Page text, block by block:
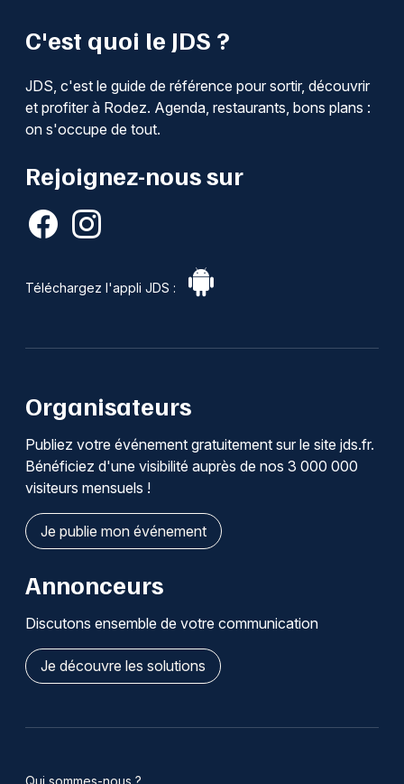
C'est quoi le JDS ?
JDS, c'est le guide de référence pour sortir, découvrir
et profiter à Rodez. Agenda, restaurants, bons plans :
on s'occupe de tout.
Rejoignez-nous sur
Téléchargez l'appli JDS :
Organisateurs
Publiez votre événement gratuitement sur le site jds.fr.
Bénéficiez d'une visibilité auprès de nos 3 000 000
visiteurs mensuels !
Je publie mon événement
Annonceurs
Discutons ensemble de votre communication
Je découvre les solutions